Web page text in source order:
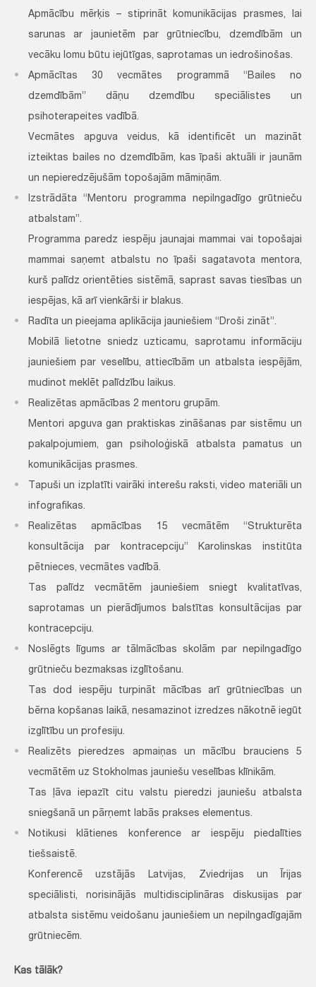
Apmācību mērķis – stiprināt komunikācijas prasmes, lai
sarunas ar jaunietēm par grūtniecību, dzemdībām un
vecāku lomu būtu iejūtīgas, saprotamas un iedrošinošas.
Apmācītas 30 vecmātes programmā “Bailes no
dzemdībām” dāņu dzemdību speciālistes un
psihoterapeites vadībā.
Vecmātes apguva veidus, kā identificēt un mazināt
izteiktas bailes no dzemdībām, kas īpaši aktuāli ir jaunām
un nepieredzējušām topošajām māmiņām.
Izstrādāta “Mentoru programma nepilngadīgo grūtnieču
atbalstam”.
Programma paredz iespēju jaunajai mammai vai topošajai
mammai saņemt atbalstu no īpaši sagatavota mentora,
kurš palīdz orientēties sistēmā, saprast savas tiesības un
iespējas, kā arī vienkārši ir blakus.
Radīta un pieejama aplikācija jauniešiem “Droši zināt”.
Mobilā lietotne sniedz uzticamu, saprotamu informāciju
jauniešiem par veselību, attiecībām un atbalsta iespējām,
mudinot meklēt palīdzību laikus.
Realizētas apmācības 2 mentoru grupām.
Mentori apguva gan praktiskas zināšanas par sistēmu un
pakalpojumiem, gan psiholoģiskā atbalsta pamatus un
komunikācijas prasmes.
Tapuši un izplatīti vairāki interešu raksti, video materiāli un
infografikas.
Realizētas apmācības 15 vecmātēm “Strukturēta
konsultācija par kontracepciju” Karolinskas institūta
pētnieces, vecmātes vadībā.
Tas palīdz vecmātēm jauniešiem sniegt kvalitatīvas,
saprotamas un pierādījumos balstītas konsultācijas par
kontracepciju.
Noslēgts līgums ar tālmācības skolām par nepilngadīgo
grūtnieču bezmaksas izglītošanu.
Tas dod iespēju turpināt mācības arī grūtniecības un
bērna kopšanas laikā, nesamazinot izredzes nākotnē iegūt
izglītību un profesiju.
Realizēts pieredzes apmaiņas un mācību brauciens 5
vecmātēm uz Stokholmas jauniešu veselības klīnikām.
Tas ļāva iepazīt citu valstu pieredzi jauniešu atbalsta
sniegšanā un pārņemt labās prakses elementus.
Notikusi klātienes konference ar iespēju piedalīties
tiešsaistē.
Konferencē uzstājās Latvijas, Zviedrijas un Īrijas
speciālisti, norisinājās multidisciplināras diskusijas par
atbalsta sistēmu veidošanu jauniešiem un nepilngadīgajām
grūtniecēm.
Kas tālāk?